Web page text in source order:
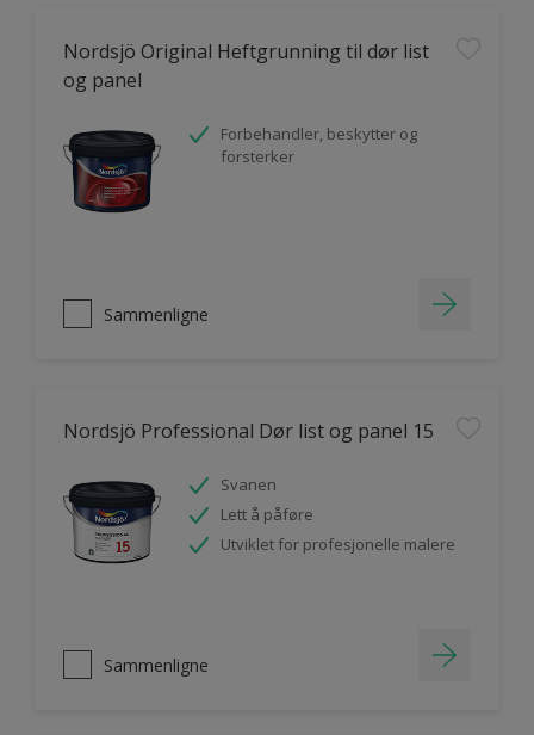
Nordsjö Original Heftgrunning til dør list
og panel
Forbehandler, beskytter og
forsterker
Sammenligne
Nordsjö Professional Dør list og panel 15
Svanen
Lett å påføre
Utviklet for profesjonelle malere
Sammenligne